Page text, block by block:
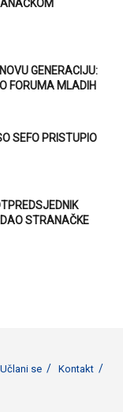
GENERACIJU:
FORUMA MLADIH
SEFO PRISTUPIO
STRANAČKE
Učlani se
Kontakt